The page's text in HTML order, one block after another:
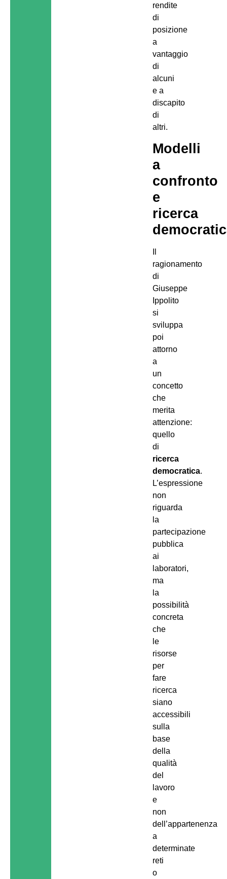
rendite
di
posizione
a
vantaggio
di
alcuni
e a
discapito
di
altri.
Modelli
a
confronto
e
ricerca
ragionamento
di
Giuseppe
Ippolito
si
sviluppa
poi
attorno
a
un
concetto
che
merita
attenzione:
quello
di
ricerca
democratica.
L’espressione
non
riguarda
la
partecipazione
pubblica
ai
laboratori,
ma
la
possibilità
concreta
che
le
risorse
per
fare
ricerca
siano
accessibili
sulla
base
della
qualità
del
lavoro
e
non
dell’appartenenza
a
determinate
reti
o